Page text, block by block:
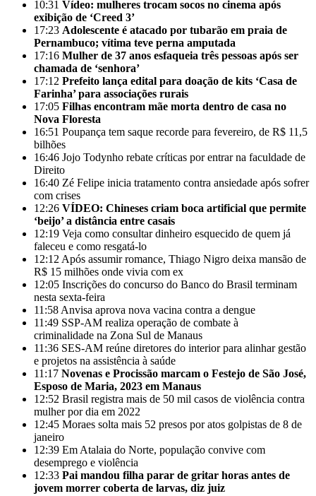
10:31 Vídeo: mulheres trocam socos no cinema após
exibição de ‘Creed 3’
17:23 Adolescente é atacado por tubarão em praia de
Pernambuco; vítima teve perna amputada
17:16 Mulher de 37 anos esfaqueia três pessoas após ser
chamada de ‘senhora’
17:12 Prefeito lança edital para doação de kits ‘Casa de
Farinha’ para associações rurais
17:05 Filhas encontram mãe morta dentro de casa no
Nova Floresta
16:51 Poupança tem saque recorde para fevereiro, de R$ 11,5
bilhões
16:46 Jojo Todynho rebate críticas por entrar na faculdade de
Direito
16:40 Zé Felipe inicia tratamento contra ansiedade após sofrer
com crises
12:26 VÍDEO: Chineses criam boca artificial que permite
‘beijo’ a distância entre casais
12:19 Veja como consultar dinheiro esquecido de quem já
faleceu e como resgatá-lo
12:12 Após assumir romance, Thiago Nigro deixa mansão de
R$ 15 milhões onde vivia com ex
12:05 Inscrições do concurso do Banco do Brasil terminam
nesta sexta-feira
11:58 Anvisa aprova nova vacina contra a dengue
11:49 SSP-AM realiza operação de combate à
criminalidade na Zona Sul de Manaus
11:36 SES-AM reúne diretores do interior para alinhar gestão
e projetos na assistência à saúde
11:17 Novenas e Procissão marcam o Festejo de São José,
Esposo de Maria, 2023 em Manaus
12:52 Brasil registra mais de 50 mil casos de violência contra
mulher por dia em 2022
12:45 Moraes solta mais 52 presos por atos golpistas de 8 de
janeiro
12:39 Em Atalaia do Norte, população convive com
desemprego e violência
12:33 Pai mandou filha parar de gritar horas antes de
jovem morrer coberta de larvas, diz juiz